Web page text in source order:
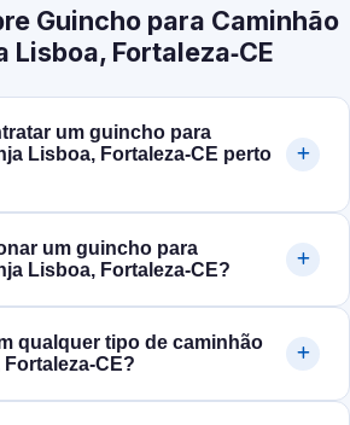
Guincho para Caminhão
Lisboa, Fortaleza‑CE
um guincho para
Lisboa, Fortaleza‑CE perto
um guincho para
Lisboa, Fortaleza‑CE?
qualquer tipo de caminhão